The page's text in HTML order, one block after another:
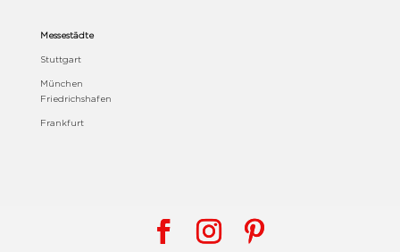
Messestädte
Stuttgart
München
Friedrichshafen
Frankfurt